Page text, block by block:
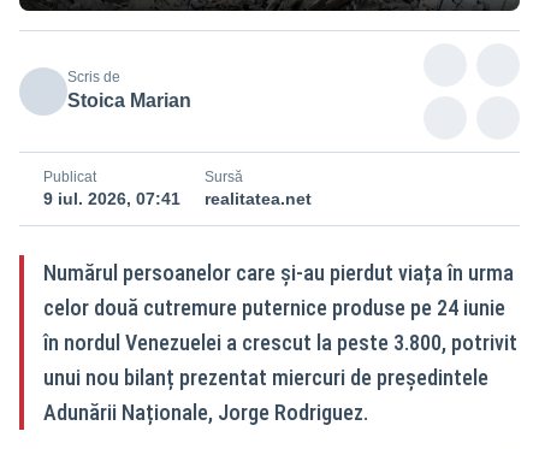
Scris de
Stoica Marian
Publicat
9 iul. 2026, 07:41
Sursă
realitatea.net
Numărul persoanelor care și-au pierdut viața în urma
celor două cutremure puternice produse pe 24 iunie
în nordul Venezuelei a crescut la peste 3.800, potrivit
unui nou bilanț prezentat miercuri de președintele
Adunării Naționale, Jorge Rodriguez.